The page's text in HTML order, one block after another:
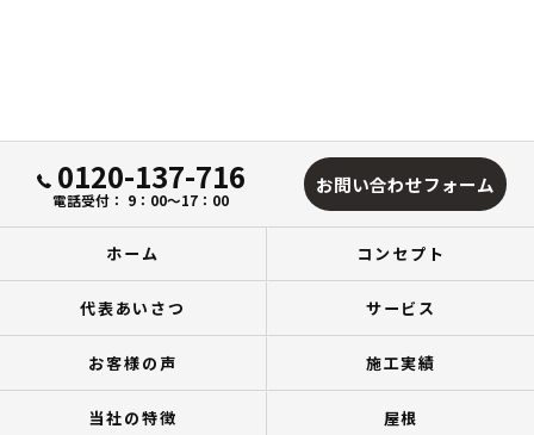
0120-137-716
電話受付： 9：00～17：00
お問い合わせフォーム
ホーム コンセプト
代表あいさつ サービス
お客様の声 施工実績
当社の特徴 屋根